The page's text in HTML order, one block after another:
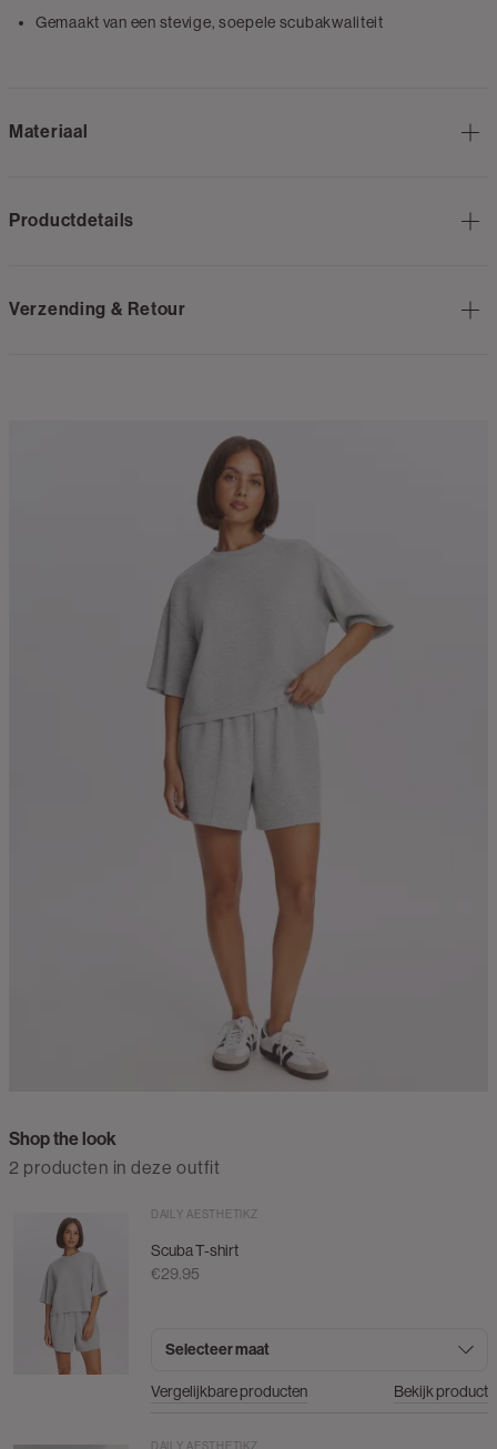
Gemaakt van een stevige, soepele scubakwaliteit
Materiaal
Productdetails
Verzending & Retour
Shop the look
2 producten in deze outfit
DAILY AESTHETIKZ
Scuba T-shirt
€29.95
Selecteer maat
Vergelijkbare producten Bekijk product
DAILY AESTHETIKZ